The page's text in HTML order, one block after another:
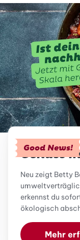
Good News!
Genuss
Neu zeigt Betty
erkennst du
ökologisch
Mehr